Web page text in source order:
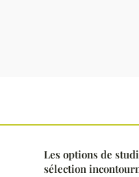
Les options de
sélection